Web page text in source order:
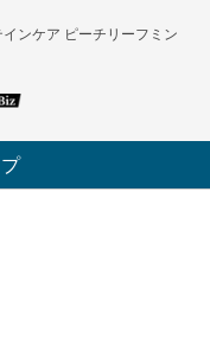
ンケア ピーチリーフミン